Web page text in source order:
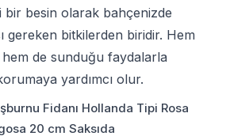
bir besin olarak bahçenizde
gereken bitkilerden biridir. Hem
de sunduğu faydalarla
yardımcı olur.
Fidanı Hollanda Tipi Rosa
20 cm Saksıda